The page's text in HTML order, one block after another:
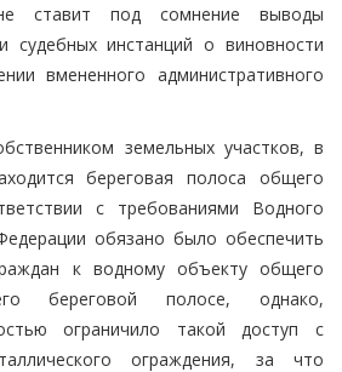
не ставит под сомнение выводы
судебных инстанций о виновности
вмененного административного
земельных участков, в
береговая полоса общего
с требованиями Водного
обязано было обеспечить
к водному объекту общего
береговой полосе, однако,
ограничило такой доступ с
ограждения, за что